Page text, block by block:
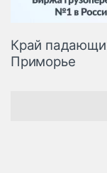
Край
Приморье